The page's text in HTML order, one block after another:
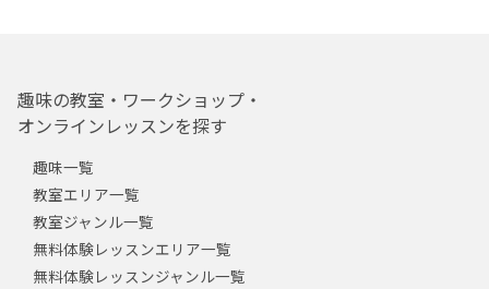
趣味の教室・ワークショップ・
オンラインレッスンを探す
趣味一覧
教室エリア一覧
教室ジャンル一覧
無料体験レッスンエリア一覧
無料体験レッスンジャンル一覧